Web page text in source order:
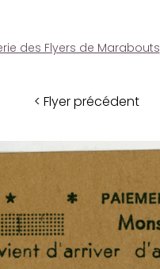
des Flyers de Marabouts
< Flyer précédent